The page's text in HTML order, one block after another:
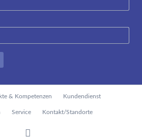
& Kompetenzen Kundendienst
Service Kontakt/Standorte